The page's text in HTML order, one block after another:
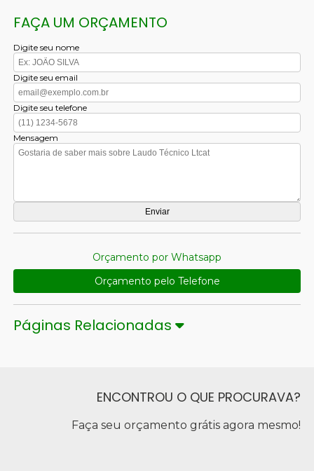
FAÇA UM ORÇAMENTO
Digite seu nome
Digite seu email
Digite seu telefone
Mensagem
Orçamento por Whatsapp
Orçamento pelo Telefone
Páginas Relacionadas
ENCONTROU O QUE PROCURAVA?
Faça seu orçamento grátis agora mesmo!